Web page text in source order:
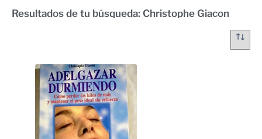
Resultados de tu búsqueda: Christophe Giacon